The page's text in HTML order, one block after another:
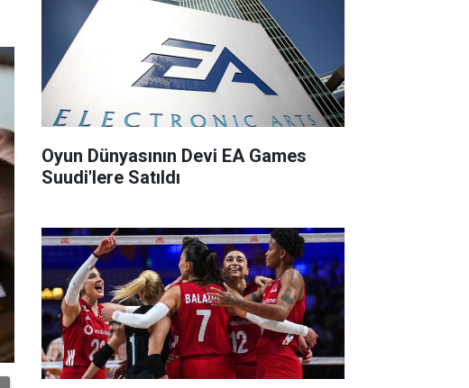
Oyun Dünyasının Devi EA Games
Suudi'lere Satıldı